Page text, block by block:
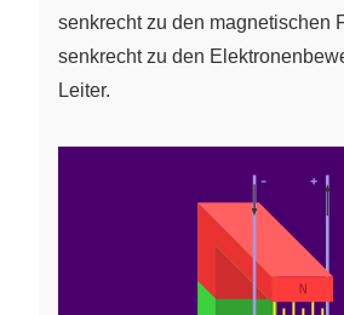
senkrecht zu den magnetischen
senkrecht zu den
Leiter.